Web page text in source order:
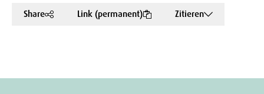
Share Link (permanent) Zitieren